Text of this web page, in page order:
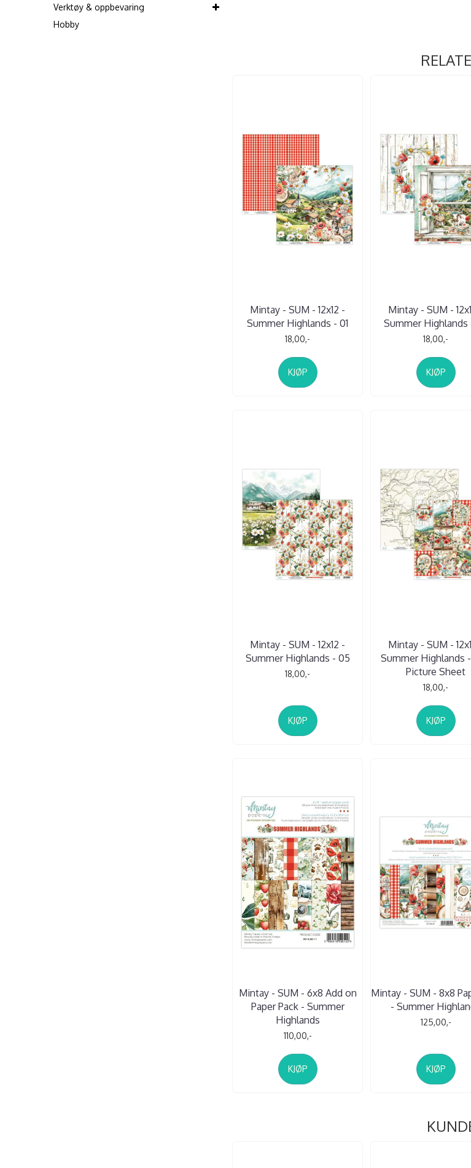
Verktøy & oppbevaring
Hobby
Mintay - SUM - 12x12 -
Summer Highlands - 01
18,00,-
KJØP
Mintay - SUM -
Summer Highlands
18,00,-
KJØP
Mintay - SUM - 12x12 -
Summer Highlands - 05
18,00,-
KJØP
Mintay - SUM -
Summer Highlands
Picture Sheet
18,00,-
KJØP
Mintay - SUM - 6x8 Add on
Paper Pack - Summer
Highlands
110,00,-
KJØP
Mintay - SUM - 8x8
- Summer
125,00,-
KJØP